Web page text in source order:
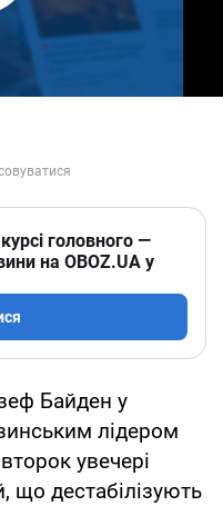
головного —
на OBOZ.UA у
Байден у
лідером
увечері
що дестабілізують